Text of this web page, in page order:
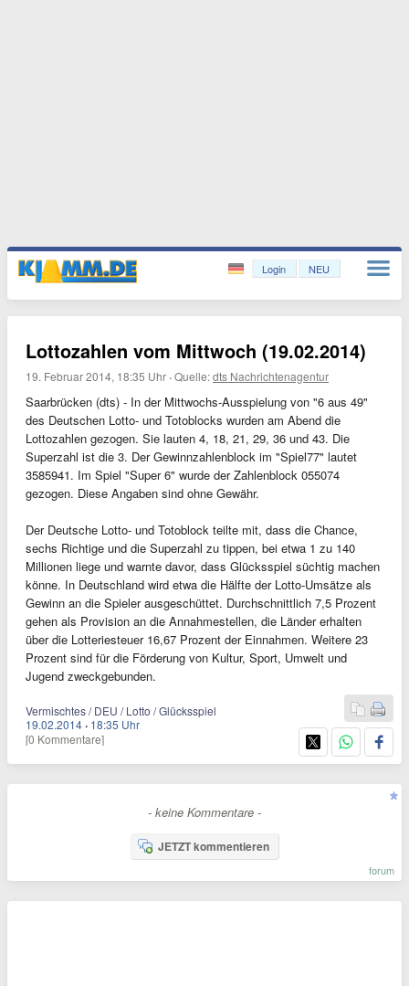
Login NEU
Lottozahlen vom Mittwoch (19.02.2014)
19. Februar 2014, 18:35 Uhr ·Quelle:dts Nachrichtenagentur
Saarbrücken (dts) - In der Mittwochs-Ausspielung von "6 aus 49"
des Deutschen Lotto- und Totoblocks wurden am Abend die
Lottozahlen gezogen. Sie lauten 4, 18, 21, 29, 36 und 43. Die
Superzahl ist die 3. Der Gewinnzahlenblock im "Spiel77" lautet
3585941. Im Spiel "Super 6" wurde der Zahlenblock 055074
gezogen. Diese Angaben sind ohne Gewähr.
Der Deutsche Lotto- und Totoblock teilte mit, dass die Chance,
sechs Richtige und die Superzahl zu tippen, bei etwa 1 zu 140
Millionen liege und warnte davor, dass Glücksspiel süchtig machen
könne. In Deutschland wird etwa die Hälfte der Lotto-Umsätze als
Gewinn an die Spieler ausgeschüttet. Durchschnittlich 7,5 Prozent
gehen als Provision an die Annahmestellen, die Länder erhalten
über die Lotteriesteuer 16,67 Prozent der Einnahmen. Weitere 23
Prozent sind für die Förderung von Kultur, Sport, Umwelt und
Jugend zweckgebunden.
Vermischtes / DEU / Lotto / Glücksspiel
19.02.2014 · 18:35 Uhr
[0 Kommentare]
- keine Kommentare -
JETZT kommentieren
forum